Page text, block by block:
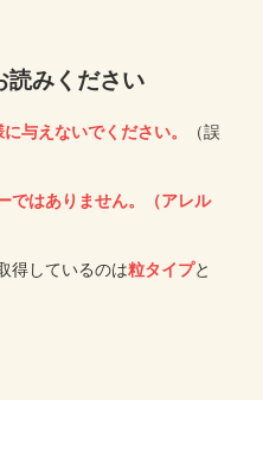
読みください
与えないでください。
（誤
ではありません。（アレル
得しているのは粒タイプと